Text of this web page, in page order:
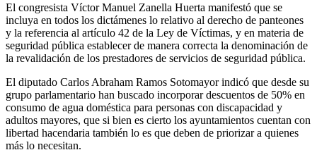
El congresista Víctor Manuel Zanella Huerta manifestó que se
incluya en todos los dictámenes lo relativo al derecho de panteones
y la referencia al artículo 42 de la Ley de Víctimas, y en materia de
seguridad pública establecer de manera correcta la denominación de
la revalidación de los prestadores de servicios de seguridad pública.
El diputado Carlos Abraham Ramos Sotomayor indicó que desde su
grupo parlamentario han buscado incorporar descuentos de 50% en
consumo de agua doméstica para personas con discapacidad y
adultos mayores, que si bien es cierto los ayuntamientos cuentan con
libertad hacendaria también lo es que deben de priorizar a quienes
más lo necesitan.